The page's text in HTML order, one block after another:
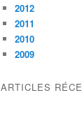
2012
2011
2010
2009
ARTICLES